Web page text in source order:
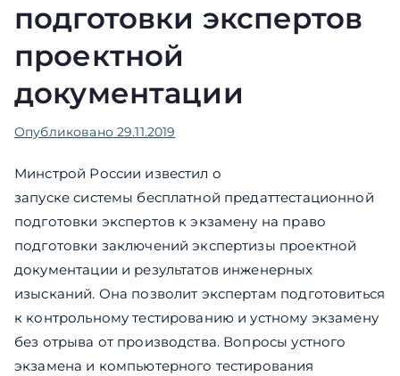
подготовки экспертов
проектной
документации
Опубликовано 29.11.2019
Минстрой России известил о
запуске системы бесплатной предаттестационной
подготовки экспертов к экзамену на право
подготовки заключений экспертизы проектной
документации и результатов инженерных
изысканий. Она позволит экспертам подготовиться
к контрольному тестированию и устному экзамену
без отрыва от производства. Вопросы устного
экзамена и компьютерного тестирования